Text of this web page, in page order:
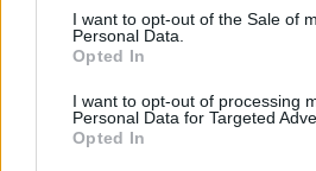
consent section.
I want to opt-out of the Sale of
Personal Data.
Opted In
I want to opt-out of processing
Personal Data for Targeted
Opted In